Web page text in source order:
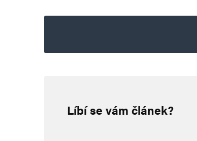
Líbí se vám článek?